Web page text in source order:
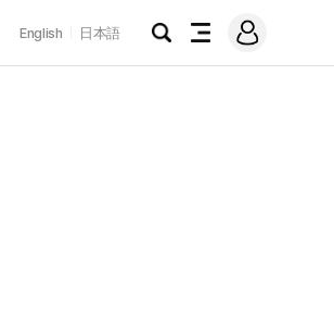
English 日本語
검
전
메
그